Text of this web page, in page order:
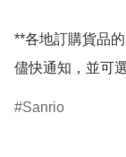
**各地訂購貨品
儘快通知，並可
Sanrio